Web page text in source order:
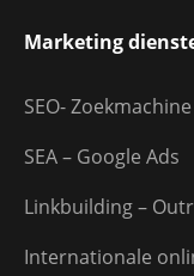
Marketing
SEO-
SEA – Google Ads
Linkbuilding –
Internationale